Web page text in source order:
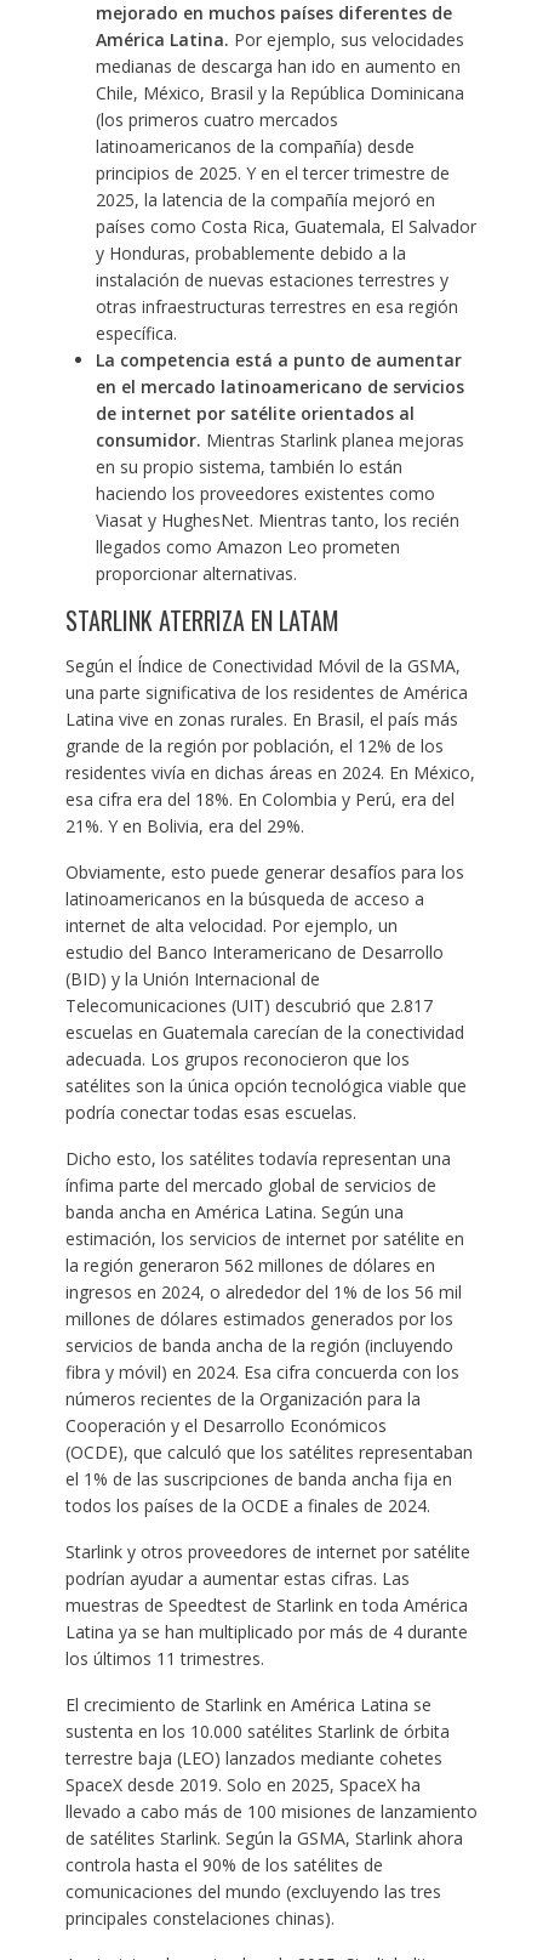
mejorado en muchos países diferentes de
América Latina. Por ejemplo, sus velocidades
medianas de descarga han ido en aumento en
Chile, México, Brasil y la República Dominicana
(los primeros cuatro mercados
latinoamericanos de la compañía) desde
principios de 2025. Y en el tercer trimestre de
2025, la latencia de la compañía mejoró en
países como Costa Rica, Guatemala, El Salvador
y Honduras, probablemente debido a la
instalación de nuevas estaciones terrestres y
otras infraestructuras terrestres en esa región
específica.
La competencia está a punto de aumentar
en el mercado latinoamericano de servicios
de internet por satélite orientados al
consumidor. Mientras Starlink planea mejoras
en su propio sistema, también lo están
haciendo los proveedores existentes como
Viasat y HughesNet. Mientras tanto, los recién
llegados como Amazon Leo prometen
proporcionar alternativas.
STARLINK ATERRIZA EN LATAM
Según el Índice de Conectividad Móvil de la GSMA,
una parte significativa de los residentes de América
Latina vive en zonas rurales. En Brasil, el país más
grande de la región por población, el 12% de los
residentes vivía en dichas áreas en 2024. En México,
esa cifra era del 18%. En Colombia y Perú, era del
21%. Y en Bolivia, era del 29%.
Obviamente, esto puede generar desafíos para los
latinoamericanos en la búsqueda de acceso a
internet de alta velocidad. Por ejemplo, un
estudio del Banco Interamericano de Desarrollo
(BID) y la Unión Internacional de
Telecomunicaciones (UIT) descubrió que 2.817
escuelas en Guatemala carecían de la conectividad
adecuada. Los grupos reconocieron que los
satélites son la única opción tecnológica viable que
podría conectar todas esas escuelas.
Dicho esto, los satélites todavía representan una
ínfima parte del mercado global de servicios de
banda ancha en América Latina. Según una
estimación, los servicios de internet por satélite en
la región generaron 562 millones de dólares en
ingresos en 2024, o alrededor del 1% de los 56 mil
millones de dólares estimados generados por los
servicios de banda ancha de la región (incluyendo
fibra y móvil) en 2024. Esa cifra concuerda con los
números recientes de la Organización para la
Cooperación y el Desarrollo Económicos
(OCDE), que calculó que los satélites representaban
el 1% de las suscripciones de banda ancha fija en
todos los países de la OCDE a finales de 2024.
Starlink y otros proveedores de internet por satélite
podrían ayudar a aumentar estas cifras. Las
muestras de Speedtest de Starlink en toda América
Latina ya se han multiplicado por más de 4 durante
los últimos 11 trimestres.
El crecimiento de Starlink en América Latina se
sustenta en los 10.000 satélites Starlink de órbita
terrestre baja (LEO) lanzados mediante cohetes
SpaceX desde 2019. Solo en 2025, SpaceX ha
llevado a cabo más de 100 misiones de lanzamiento
de satélites Starlink. Según la GSMA, Starlink ahora
controla hasta el 90% de los satélites de
comunicaciones del mundo (excluyendo las tres
principales constelaciones chinas).